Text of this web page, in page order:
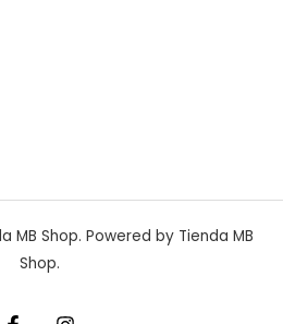
Shop. Powered by Tienda MB
Shop.